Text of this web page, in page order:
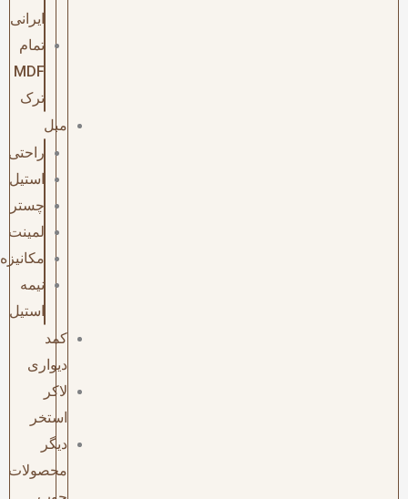
ایرانی
تمام
MDF
ترک
مبل
راحتی
استیل
چستر
لمینت
مکانیزه
نیمه
استیل
کمد
دیواری
لاکر
استخر
دیگر
محصولات